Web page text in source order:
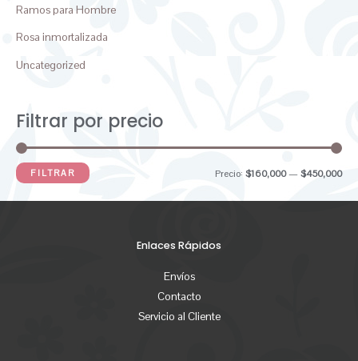
Ramos para Hombre
Rosa inmortalizada
Uncategorized
Filtrar por precio
FILTRAR Precio: $160,000— $450,000
Enlaces Rápidos
Envíos
Contacto
Servicio al Cliente